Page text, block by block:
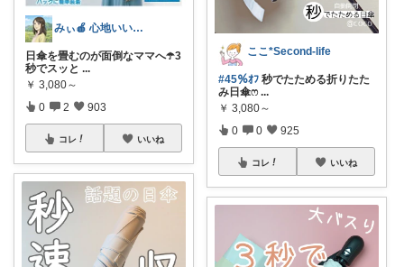
みぃ🍎 心地いい暮らし
日傘を畳むのが面倒なママへ☂️3
秒でスッと ...
￥ 3,080～
0 2 903
コレ いいね
ここ*Second-life
#45％ｵﾌ 秒でたためる折りたた
み日傘ෆ ...
￥ 3,080～
0 0 925
コレ いいね